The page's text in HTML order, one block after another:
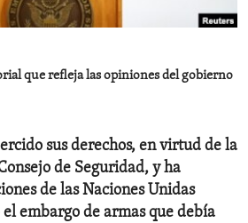
HEALTH
que refleja las opiniones del gobierno
sus derechos, en virtud de la
de Seguridad, y ha
de las Naciones Unidas
embargo de armas que debía